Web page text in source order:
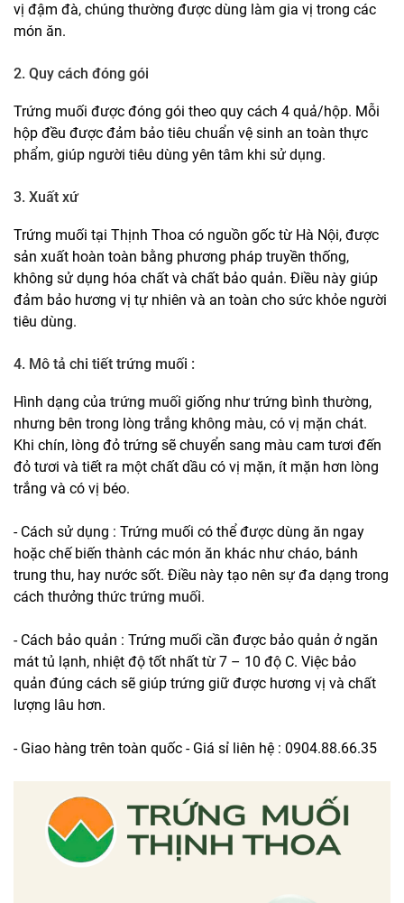
vị đậm đà, chúng thường được dùng làm gia vị trong các
món ăn.
2. Quy cách đóng gói
Trứng muối được đóng gói theo quy cách 4 quả/hộp. Mỗi
hộp đều được đảm bảo tiêu chuẩn vệ sinh an toàn thực
phẩm, giúp người tiêu dùng yên tâm khi sử dụng.
3. Xuất xứ
Trứng muối tại Thịnh Thoa có nguồn gốc từ Hà Nội, được
sản xuất hoàn toàn bằng phương pháp truyền thống,
không sử dụng hóa chất và chất bảo quản. Điều này giúp
đảm bảo hương vị tự nhiên và an toàn cho sức khỏe người
tiêu dùng.
4. Mô tả chi tiết trứng muối :
Hình dạng của trứng muối giống như trứng bình thường,
nhưng bên trong lòng trắng không màu, có vị mặn chát.
Khi chín, lòng đỏ trứng sẽ chuyển sang màu cam tươi đến
đỏ tươi và tiết ra một chất dầu có vị mặn, ít mặn hơn lòng
trắng và có vị béo.
- Cách sử dụng : Trứng muối có thể được dùng ăn ngay
hoặc chế biến thành các món ăn khác như cháo, bánh
trung thu, hay nước sốt. Điều này tạo nên sự đa dạng trong
cách thưởng thức trứng muối.
- Cách bảo quản : Trứng muối cần được bảo quản ở ngăn
mát tủ lạnh, nhiệt độ tốt nhất từ 7 – 10 độ C. Việc bảo
quản đúng cách sẽ giúp trứng giữ được hương vị và chất
lượng lâu hơn.
- Giao hàng trên toàn quốc - Giá sỉ liên hệ : 0904.88.66.35